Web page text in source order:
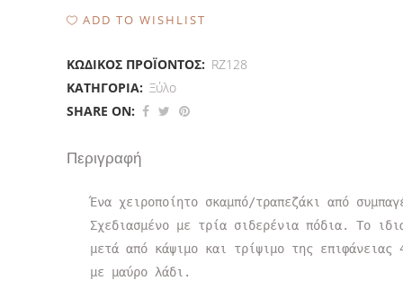
σκαμπό/
quantity
ADD TO WISHLIST
ΚΩΔΙΚΌΣ ΠΡΟΪΌΝΤΟΣ: RZ128
ΚΑΤΗΓΟΡΊΑ: Ξύλο
SHARE ON:
Περιγραφή
Ένα χειροποίητο σκαμπό/τραπεζάκι από
Σχεδιασμένο με τρία σιδερένια πόδια. Το
μετά από κάψιμο και τρίψιμο της
με μαύρο λάδι.